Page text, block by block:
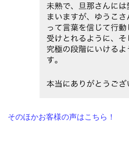
そのほかお客様の声はこちら！